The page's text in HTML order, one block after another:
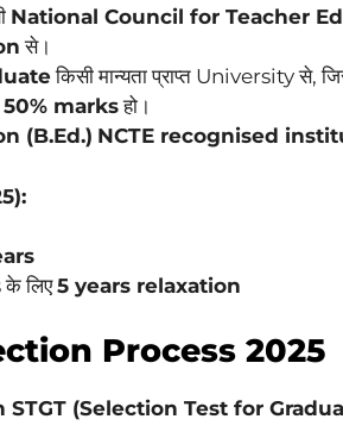
National Council for Teacher
से।
किसी मान्यता प्राप्त University
marksहो।
(B.Ed.) NCTE recognised
लिए5 years relaxation
Process 2025
(Selection Test for